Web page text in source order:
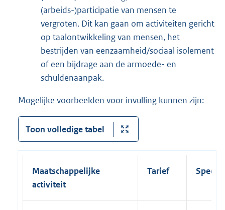
(arbeids-)participatie van mensen te
vergroten. Dit kan gaan om activiteiten gericht
op taalontwikkeling van mensen, het
bestrijden van eenzaamheid/sociaal isolement
of een bijdrage aan de armoede- en
schuldenaanpak.
Mogelijke voorbeelden voor invulling kunnen zijn:
Toon volledige tabel
Maatschappelijke
activiteit
Tarief